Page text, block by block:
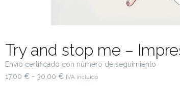
Try and stop me –
Envío certificado con número de seguimiento
17,00 € - 30,00 € IVA incluido